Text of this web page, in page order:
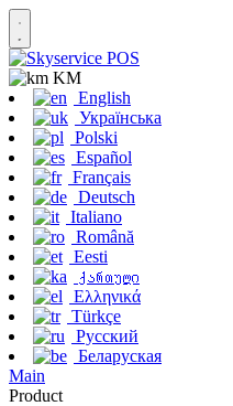
KM
English
Українська
Polski
Español
Français
Deutsch
Italiano
Română
Eesti
ქართული
Ελληνικά
Türkçe
Русский
Беларуская
Main
Product